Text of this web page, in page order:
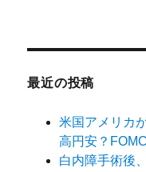
最近の投稿
米国アメリカ
高円安？
白内障手術後